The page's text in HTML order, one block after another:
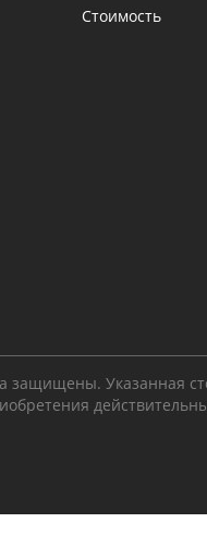
Стоимость
защищены. Указанная